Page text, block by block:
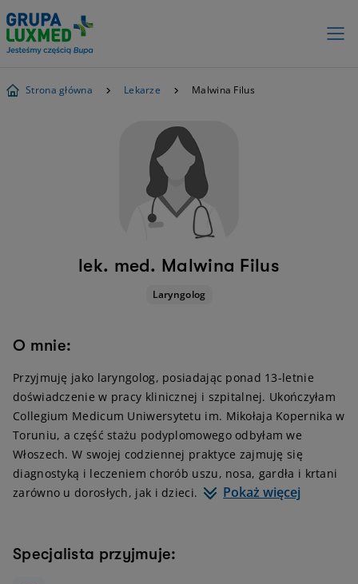
Strona główna Lekarze Malwina Filus
lek. med. Malwina Filus
Laryngolog
O mnie:
Przyjmuję jako laryngolog, posiadając ponad 13-letnie
doświadczenie w pracy klinicznej i szpitalnej. Ukończyłam
Collegium Medicum Uniwersytetu im. Mikołaja Kopernika w
Toruniu, a część stażu podyplomowego odbyłam we
Włoszech. W swojej codziennej praktyce zajmuję się
diagnostyką i leczeniem chorób uszu, nosa, gardła i krtani
zarówno u dorosłych, jak i dzieci.
Pokaż więcej
Specjalista przyjmuje: